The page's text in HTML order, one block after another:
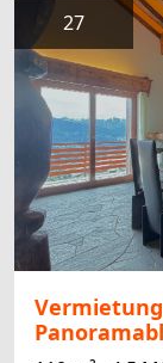
27